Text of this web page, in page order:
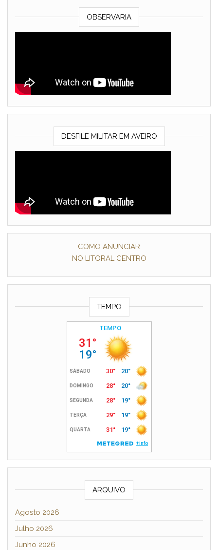
OBSERVARIA
DESFILE MILITAR EM AVEIRO
COMO ANUNCIAR
NO LITORAL CENTRO
TEMPO
ARQUIVO
Agosto 2026
Julho 2026
Junho 2026